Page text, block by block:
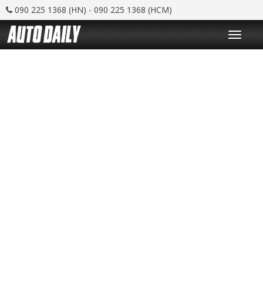
090 225 1368 (HN) - 090 225 1368 (HCM)
T
o
g